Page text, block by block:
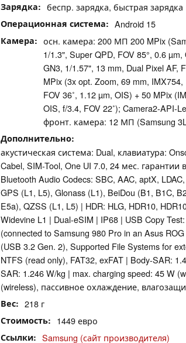
Зарядка беспр. зарядка, быстрая зарядка
Операционная система Android 15
Камера
осн. камера: 200 МП 200 MPix
1/1.3", Super QPD, FOV 85°, 0.6
GN3, 1/1.57", 13 mm, Dual Pixel AF,
MPix (3x opt. Zoom, 69 mm,
FOV 36˚, 1.12 µm, OIS) + 50 MPix
OIS, f/3.4, FOV 22˚); Camera2-API-
фронт. камера: 12 МП (Samsung
Дополнительно
акустическая система: Dual, клавиатура:
Cabel, SIM-Tool, One UI 7.0, 24 мес. гарантии
Bluetooth Audio Codecs: SBC, AAC, aptX,
GPS (L1, L5), Glonass (L1), BeiDou (B1, B1C,
E5a), QZSS (L1, L5) | HDR: HLG, HDR10,
Widevine L1 | Dual-eSIM | IP68 | USB Copy
(connected to Samsung 980 Pro in an Asus
(USB 3.2 Gen. 2), Supported File Systems for
NTFS (read only), FAT32, exFAT | Body-SAR:
SAR: 1.246 W/kg | max. charging speed: 45 W
(wireless), пассивное охлаждение,
Вес 218 г
Стоимость 1449 евро
Ссылки Samsung (сайт производителя)